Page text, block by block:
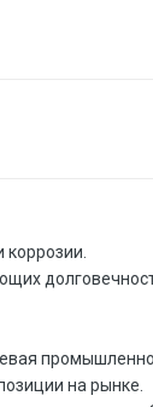
на рынке.